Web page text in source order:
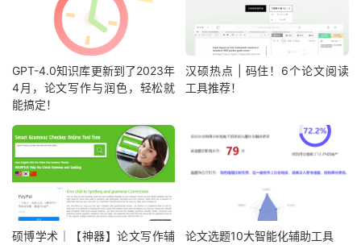
GPT-4.0知识库更新到了2023年
4月，论文写作与润色，轻松就
能搞定！
汉硕热点 | 码住！6个论文阅读
工具推荐！
硕博学术｜【神器】论文写作辅
论文选题10大智能化辅助工具